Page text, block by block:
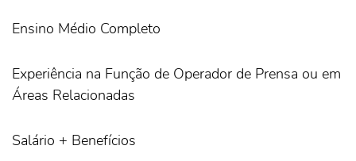
Ensino Médio Completo
Experiência na Função de Operador de Prensa ou em
Áreas Relacionadas
Salário + Benefícios